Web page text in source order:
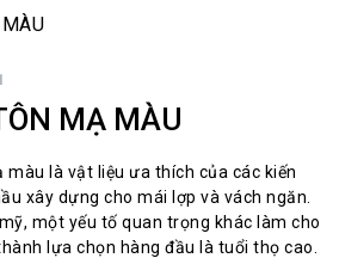
MẠ MÀU
màu là vật liệu ưa thích của các kiến
xây dựng cho mái lợp và vách ngăn.
một yếu tố quan trọng khác làm cho
lựa chọn hàng đầu là tuổi thọ cao.